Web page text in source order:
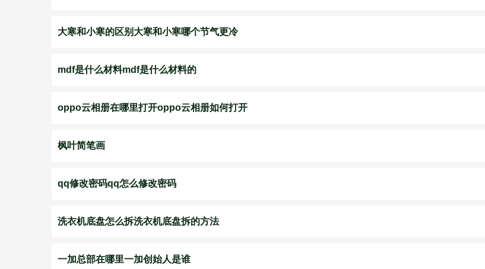
大寒和小寒的区别大寒和小寒哪个节气更冷
mdf是什么材料mdf是什么材料的
oppo云相册在哪里打开oppo云相册如何打开
枫叶简笔画
qq修改密码qq怎么修改密码
洗衣机底盘怎么拆洗衣机底盘拆的方法
一加总部在哪里一加创始人是谁